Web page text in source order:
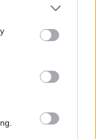
or more Google
You may click to
party tags to
in below Google
που έχει ψηθεί
πιο
το κουτάλι!